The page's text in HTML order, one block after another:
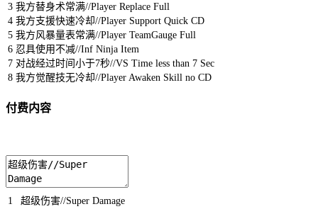
3
4
5
6
7
8
我方替身术常满//Player Replace Full
我方支援快速冷却//Player Support Quick CD
我方风暴量表常满//Player TeamGauge Full
忍具使用不减//Inf Ninja Item
对战经过时间小于7秒//VS Time less than 7 Sec
我方觉醒技无冷却//Player Awaken Skill no CD
付费内容
1
超级伤害//Super Damage